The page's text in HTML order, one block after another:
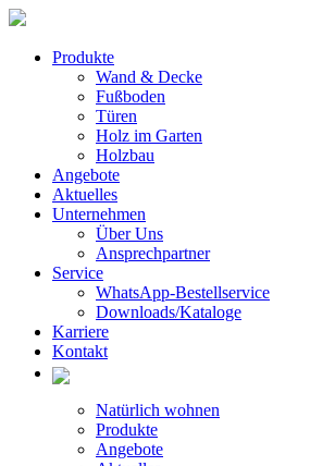
Produkte
Wand & Decke
Fußboden
Türen
Holz im Garten
Holzbau
Angebote
Aktuelles
Unternehmen
Über Uns
Ansprechpartner
Service
WhatsApp-Bestellservice
Downloads/Kataloge
Karriere
Kontakt
Natürlich wohnen
Produkte
Angebote